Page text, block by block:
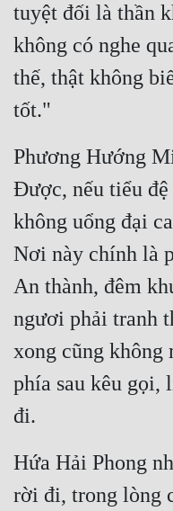
Xuyên Sách
Xuyên Thư
Điền Văn
Đô Thị
Đông Phương
Đông Phương Huyền Huyễn
Đồng Nhân
Cẩu Đạo Trường Sinh
Ngự Thú
Truyện Nam
Xây Dựng Thế Lực
tuyệt đối là thần
không có nghe
thế, thật không
tốt."
Phương Hướng
Được, nếu tiểu
không uổng đại
Nơi này chính là
An thành, đêm
ngươi phải tranh
xong cũng không
phía sau kêu
đi.
Hứa Hải Phong
rời đi, trong lòng